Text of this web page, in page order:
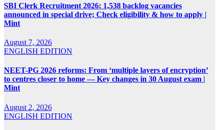
SBI Clerk Recruitment 2026: 1,538 backlog vacancies
announced in special drive; Check eligibility & how to apply |
Mint
August 7, 2026
ENGLISH EDITION
NEET-PG 2026 reforms: From ‘multiple layers of encryption’
to centres closer to home — Key changes in 30 August exam |
Mint
August 2, 2026
ENGLISH EDITION